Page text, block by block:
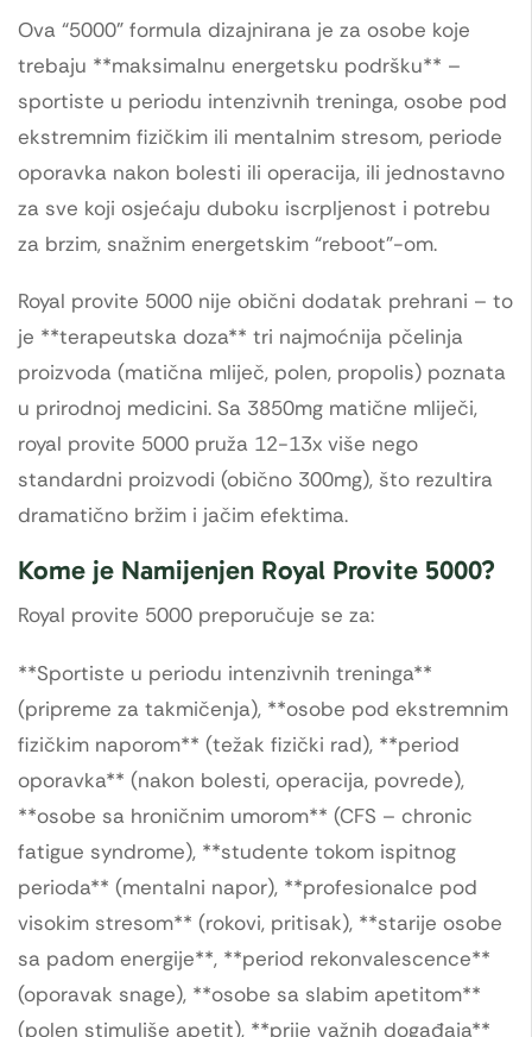
Ova “5000” formula dizajnirana je za osobe koje
trebaju **maksimalnu energetsku podršku** –
sportiste u periodu intenzivnih treninga, osobe pod
ekstremnim fizičkim ili mentalnim stresom, periode
oporavka nakon bolesti ili operacija, ili jednostavno
za sve koji osjećaju duboku iscrpljenost i potrebu
za brzim, snažnim energetskim “reboot”-om.
Royal provite 5000 nije obični dodatak prehrani – to
je **terapeutska doza** tri najmoćnija pčelinja
proizvoda (matična mliječ, polen, propolis) poznata
u prirodnoj medicini. Sa 3850mg matične mliječi,
royal provite 5000 pruža 12-13x više nego
standardni proizvodi (obično 300mg), što rezultira
dramatično bržim i jačim efektima.
Kome je Namijenjen Royal Provite 5000?
Royal provite 5000 preporučuje se za:
**Sportiste u periodu intenzivnih treninga**
(pripreme za takmičenja), **osobe pod ekstremnim
fizičkim naporom** (težak fizički rad), **period
oporavka** (nakon bolesti, operacija, povrede),
**osobe sa hroničnim umorom** (CFS – chronic
fatigue syndrome), **studente tokom ispitnog
perioda** (mentalni napor), **profesionalce pod
visokim stresom** (rokovi, pritisak), **starije osobe
sa padom energije**, **period rekonvalescence**
(oporavak snage), **osobe sa slabim apetitom**
(polen stimuliše apetit), **prije važnih događaja**